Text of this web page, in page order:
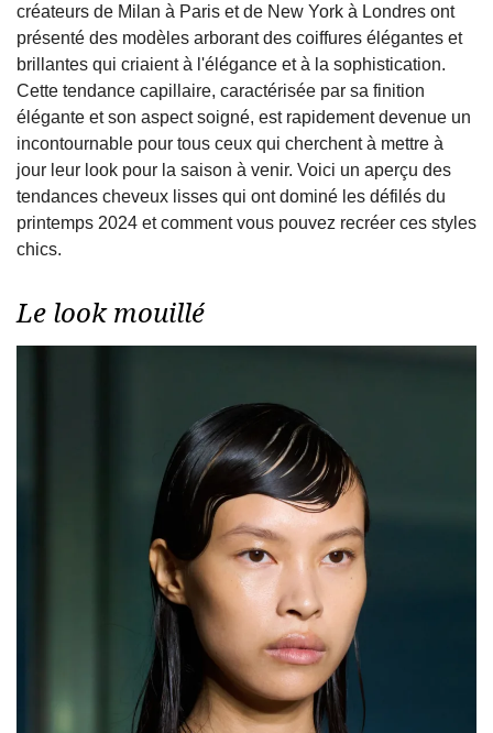
créateurs de Milan à Paris et de New York à Londres ont
présenté des modèles arborant des coiffures élégantes et
brillantes qui criaient à l'élégance et à la sophistication.
Cette tendance capillaire, caractérisée par sa finition
élégante et son aspect soigné, est rapidement devenue un
incontournable pour tous ceux qui cherchent à mettre à
jour leur look pour la saison à venir. Voici un aperçu des
tendances cheveux lisses qui ont dominé les défilés du
printemps 2024 et comment vous pouvez recréer ces styles
chics.
Le look mouillé